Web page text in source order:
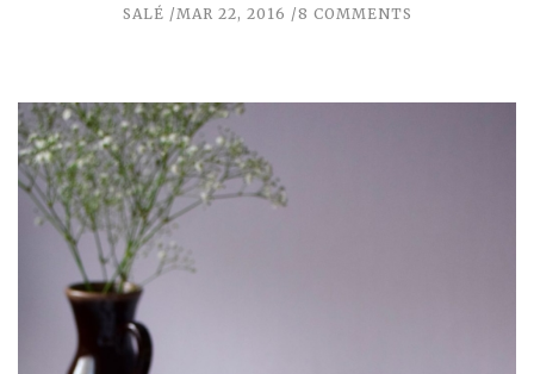
SALÉ MAR 22, 2016 8 COMMENTS